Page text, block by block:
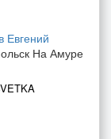
Евгений
На Амуре